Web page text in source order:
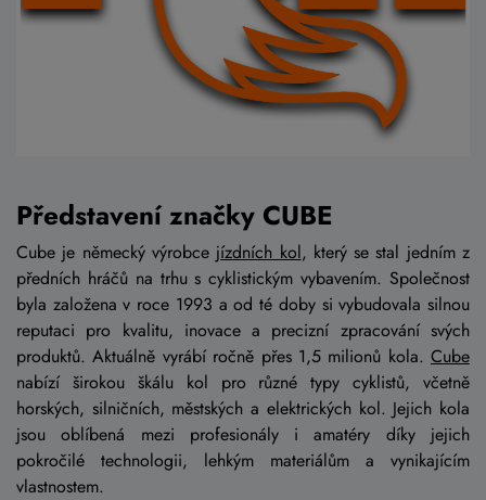
Představení značky CUBE
Cube je německý výrobce jízdních kol, který se stal jedním z
předních hráčů na trhu s cyklistickým vybavením. Společnost
byla založena v roce 1993 a od té doby si vybudovala silnou
reputaci pro kvalitu, inovace a precizní zpracování svých
produktů. Aktuálně vyrábí ročně přes 1,5 milionů kola. Cube
nabízí širokou škálu kol pro různé typy cyklistů, včetně
horských, silničních, městských a elektrických kol. Jejich kola
jsou oblíbená mezi profesionály i amatéry díky jejich
pokročilé technologii, lehkým materiálům a vynikajícím
vlastnostem.